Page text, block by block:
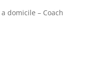
domicile – Coach